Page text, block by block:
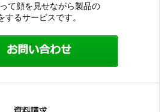
て顔を見せながら製品の
するサービスです。